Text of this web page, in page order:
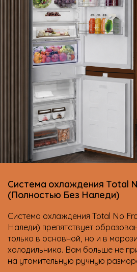
Система охлаждения Total
(Полностью Без Наледи)
Система охлаждения Total No
Наледи) препятствует
только в основной, но и в
холодильника. Вам больше не
на утомительную ручную